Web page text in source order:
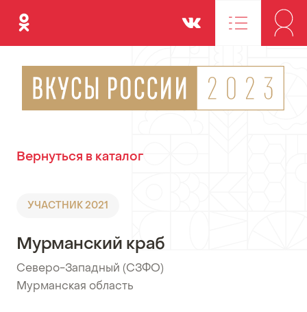
Одноклассники Вконтакте
Вернуться в каталог
УЧАСТНИК 2021
Мурманский краб
Северо-Западный (СЗФО)
•Мурманская область